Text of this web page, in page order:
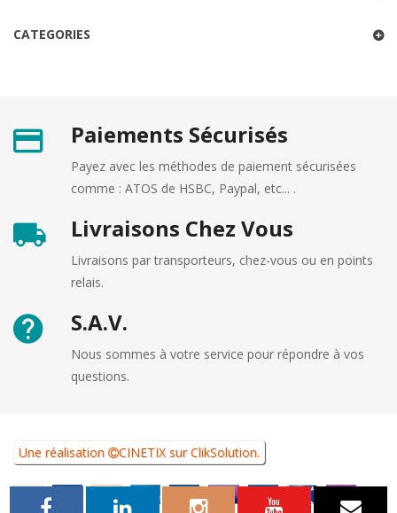
CATEGORIES
Paiements Sécurisés
Payez avec les méthodes de paiement sécurisées
comme : ATOS de HSBC, Paypal, etc... .
Livraisons Chez Vous
Livraisons par transporteurs, chez-vous ou en points
relais.
S.A.V.
Nous sommes à votre service pour répondre à vos
questions.
Une réalisation CINETIX surClikSolution.